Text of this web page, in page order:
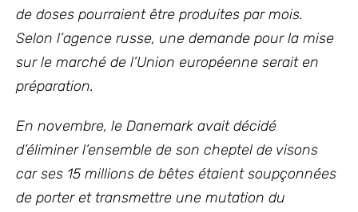
de doses pourraient être produites par mois.
Selon l’agence russe, une demande pour la mise
sur le marché de l’Union européenne serait en
préparation.
En novembre, le Danemark avait décidé
d’éliminer l’ensemble de son cheptel de visons
car ses 15 millions de bêtes étaient soupçonnées
de porter et transmettre une mutation du